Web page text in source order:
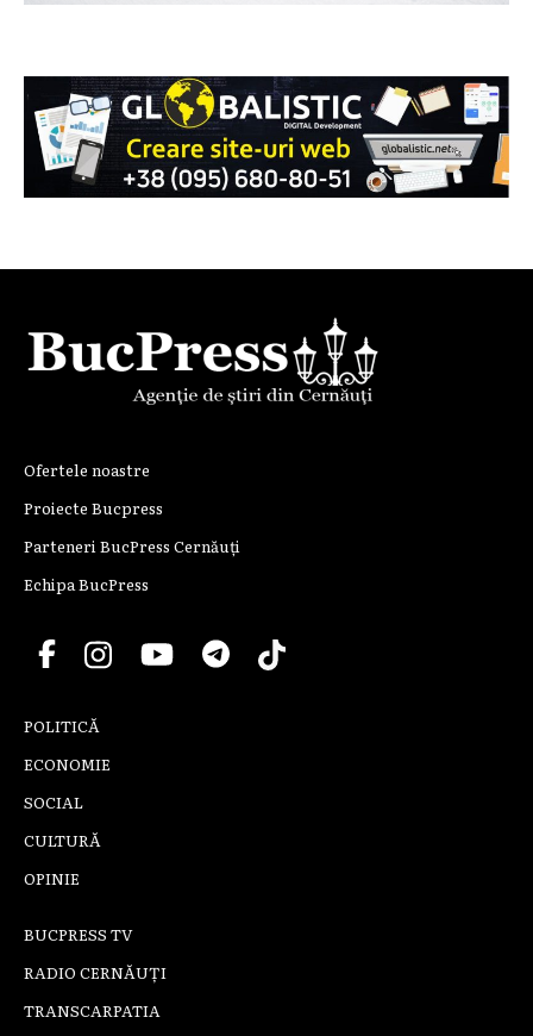
Ofertele noastre
Proiecte Bucpress
Parteneri BucPress Cernăuți
Echipa BucPress
POLITICĂ
ECONOMIE
SOCIAL
CULTURĂ
OPINIE
BUCPRESS TV
RADIO CERNĂUȚI
TRANSCARPATIA